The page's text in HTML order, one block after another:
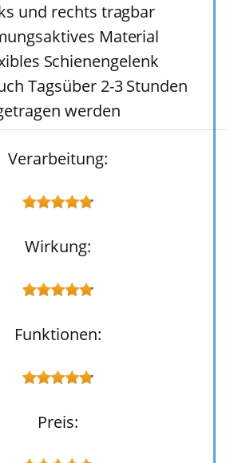
und rechts tragbar
Material
Schienengelenk
Tagsüber 2-3 Stunden
werden
Verarbeitung:
Wirkung:
Funktionen:
Preis: